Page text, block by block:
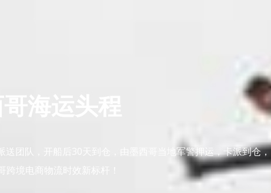
团队，开船后30天到仓，由墨西哥当地军警押运，卡派到仓，
跨境电商物流时效新标杆！